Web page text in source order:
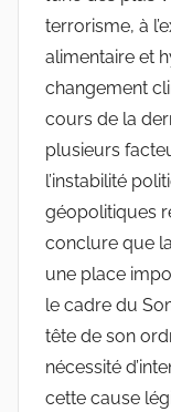
terrorisme, à
alimentaire et
changement
cours de la
plusieurs
l’instabilité
géopolitiques
conclure que
une place
le cadre du
tête de son
nécessité
cette cause